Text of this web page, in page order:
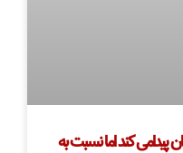
کند اما نسبت به